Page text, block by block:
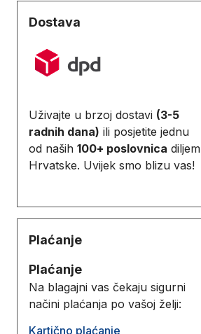
Dostava
Uživajte u brzoj dostavi (3-5
radnih dana) ili posjetite jednu
od naših 100+ poslovnica diljem
Hrvatske. Uvijek smo blizu vas!
Plaćanje
Plaćanje
Na blagajni vas čekaju sigurni
načini plaćanja po vašoj želji:
Kartično plaćanje